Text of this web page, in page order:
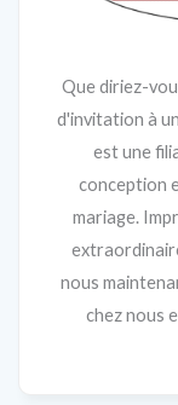
Que diriez-
d'invitation à
est une
conception
mariage.
nous
chez nous